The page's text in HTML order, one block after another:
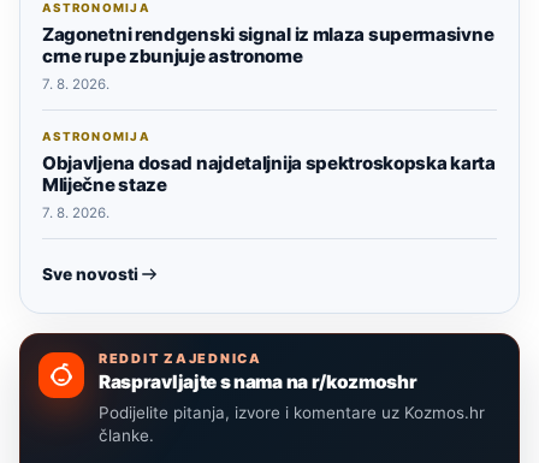
ASTRONOMIJA
Zagonetni rendgenski signal iz mlaza supermasivne
crne rupe zbunjuje astronome
7. 8. 2026.
ASTRONOMIJA
Objavljena dosad najdetaljnija spektroskopska karta
Mliječne staze
7. 8. 2026.
Sve novosti
REDDIT ZAJEDNICA
Raspravljajte s nama na r/kozmoshr
Podijelite pitanja, izvore i komentare uz Kozmos.hr
članke.